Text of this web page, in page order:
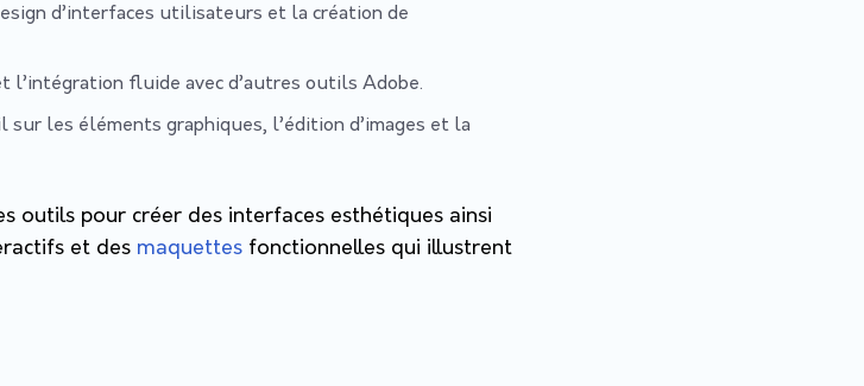
d’interfaces utilisateurs et la création de
l’intégration fluide avec d’autres outils Adobe.
sur les éléments graphiques, l’édition d’images et la
outils pour créer des interfaces esthétiques ainsi
et des maquettes fonctionnelles qui illustrent